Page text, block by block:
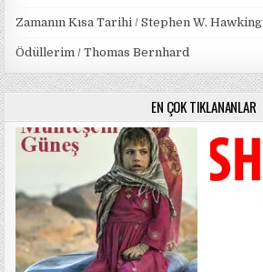
Zamanın Kısa Tarihi / Stephen W. Hawking
Ödüllerim / Thomas Bernhard
EN ÇOK TIKLANANLAR